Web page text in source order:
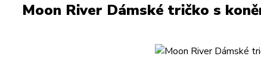
Moon River Dámské tričko s